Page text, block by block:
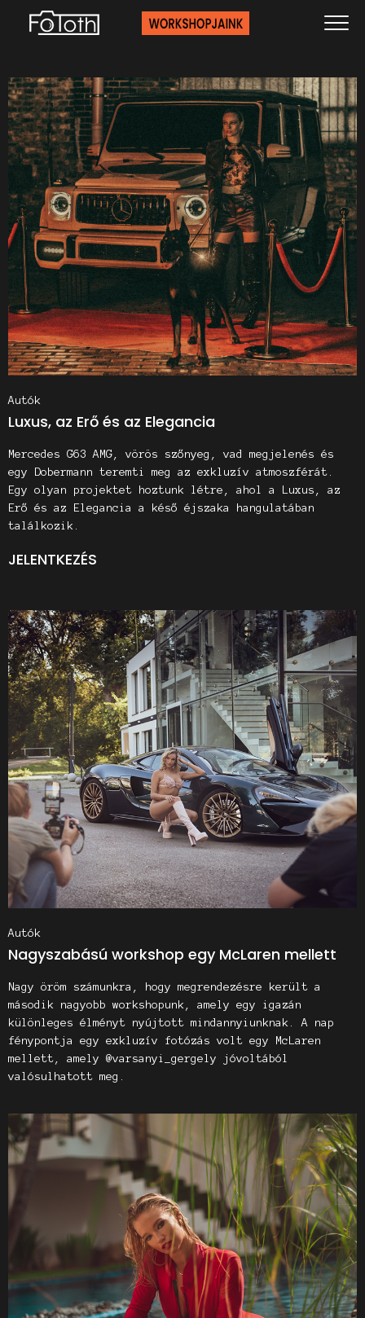
Autók
Luxus, az Erő és az Elegancia
Mercedes G63 AMG, vörös szőnyeg, vad megjelenés és
egy Dobermann teremti meg az exkluzív atmoszférát.
Egy olyan projektet hoztunk létre, ahol a Luxus, az
Erő és az Elegancia a késő éjszaka hangulatában
találkozik.
JELENTKEZÉS
Autók
Nagyszabású workshop egy McLaren mellett
Nagy öröm számunkra, hogy megrendezésre került a
második nagyobb workshopunk, amely egy igazán
különleges élményt nyújtott mindannyiunknak. A nap
fénypontja egy exkluzív fotózás volt egy McLaren
mellett, amely @varsanyi_gergely jóvoltából
valósulhatott meg.